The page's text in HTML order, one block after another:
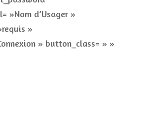
»Nom d’Usager »
»
» button_class= » »